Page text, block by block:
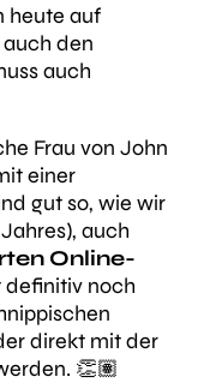
heute auf
den
auch
Frau von John
einer
gut so, wie wir
auch
Online-
definitiv noch
direkt mit der
👏🏽